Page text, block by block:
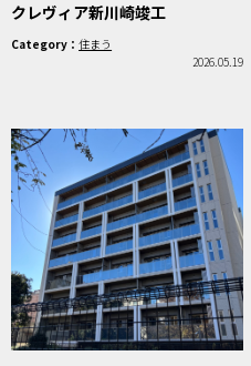
クレヴィア新川崎竣工
Category：住まう
2026.05.19